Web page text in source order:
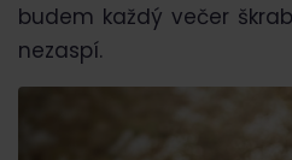
budem každý večer
nezaspí.